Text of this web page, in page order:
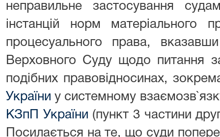
неправильне застосування
інстанцій норм
процесуального права,
Верховного Суду щодо питання
подібних правовідносинах,
України у системному
КЗпП України (пункт 3 частини
Посилається на те, що суди